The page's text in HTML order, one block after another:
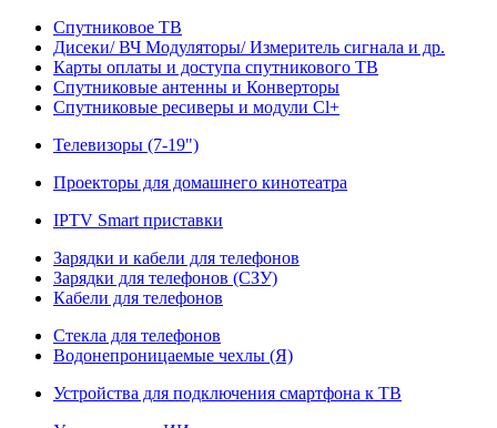
Спутниковое ТВ
Дисеки/ ВЧ Модуляторы/ Измеритель сигнала и др.
Карты оплаты и доступа спутникового ТВ
Спутниковые антенны и Конверторы
Спутниковые ресиверы и модули Cl+
Телевизоры (7-19")
Проекторы для домашнего кинотеатра
IPTV Smart приставки
Зарядки и кабели для телефонов
Зарядки для телефонов (СЗУ)
Кабели для телефонов
Стекла для телефонов
Водонепроницаемые чехлы (Я)
Устройства для подключения смартфона к ТВ